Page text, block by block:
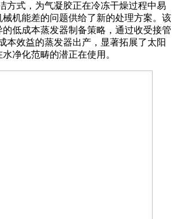
方式，为气凝胶正在冷冻干燥过程中易
机能差的问题供给了新的处理方案。该
低成本蒸发器制备策略，通过收受接管
本效益的蒸发器出产，显著拓展了太阳
净化范畴的潜正在使用。